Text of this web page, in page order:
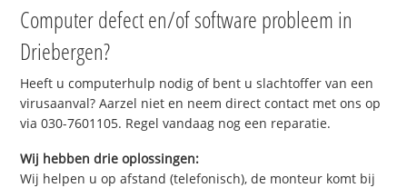
Computer defect en/of software probleem in
Driebergen?
Heeft u computerhulp nodig of bent u slachtoffer van een
virusaanval? Aarzel niet en neem direct contact met ons op
via 030-7601105. Regel vandaag nog een reparatie.
Wij hebben drie oplossingen:
Wij helpen u op afstand (telefonisch), de monteur komt bij